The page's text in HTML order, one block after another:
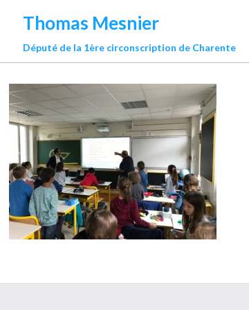
Thomas Mesnier
Député de la 1ère circonscription de Charente